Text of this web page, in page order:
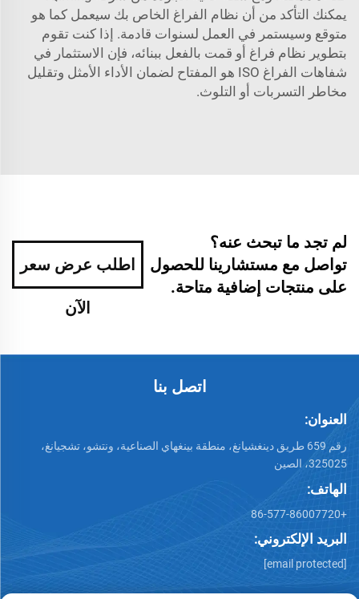
يمكنك التأكد من أن نظام الفراغ الخاص بك سيعمل كما هو
متوقع وسيستمر في العمل لسنوات قادمة. إذا كنت تقوم
بتطوير نظام فراغ أو قمت بالفعل ببنائه، فإن الاستثمار في
شفاهات الفراغ ISO هو المفتاح لضمان الأداء الأمثل وتقليل
مخاطر التسربات أو التلوث.
لم تجد ما تبحث عنه؟
تواصل مع مستشارينا للحصول
على منتجات إضافية متاحة.
اطلب عرض سعر
الآن
اتصل بنا
العنوان:
رقم 659 طريق دينغشيانغ، منطقة بينغهاي الصناعية، ونتشو، تشجيانغ،
325025، الصين
الهاتف:
+86-577-86007720
البريد الإلكتروني:
[email protected]